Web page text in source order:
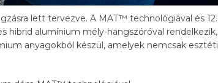
lett tervezve. A MAT™ technológiával és
hibrid alumínium mély-hangszóróval
anyagokból készül, amelyek nemcsak